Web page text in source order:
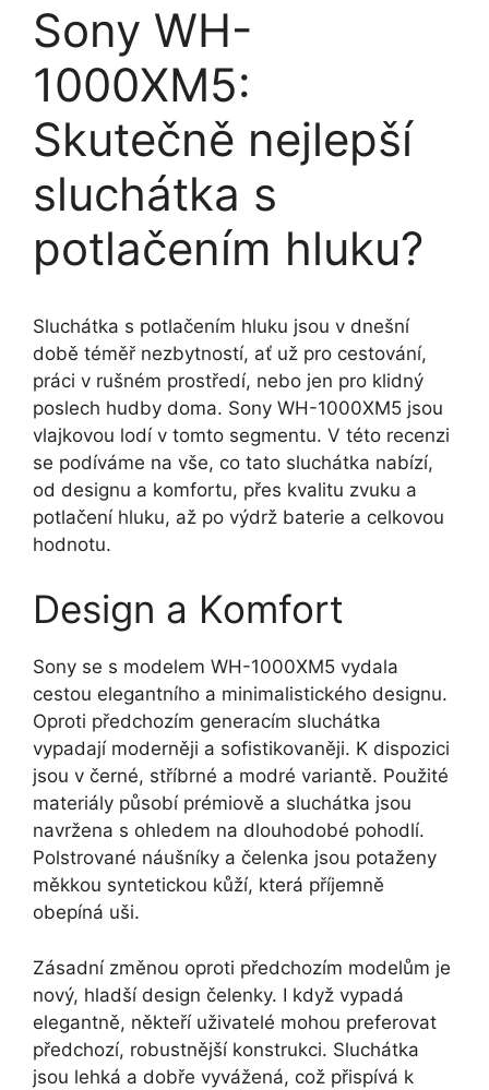
Sony WH-
1000XM5:
Skutečně nejlepší
sluchátka s
potlačením hluku?
Sluchátka s potlačením hluku jsou v dnešní
době téměř nezbytností, ať už pro cestování,
práci v rušném prostředí, nebo jen pro klidný
poslech hudby doma. Sony WH-1000XM5 jsou
vlajkovou lodí v tomto segmentu. V této recenzi
se podíváme na vše, co tato sluchátka nabízí,
od designu a komfortu, přes kvalitu zvuku a
potlačení hluku, až po výdrž baterie a celkovou
hodnotu.
Design a Komfort
Sony se s modelem WH-1000XM5 vydala
cestou elegantního a minimalistického designu.
Oproti předchozím generacím sluchátka
vypadají moderněji a sofistikovaněji. K dispozici
jsou v černé, stříbrné a modré variantě. Použité
materiály působí prémiově a sluchátka jsou
navržena s ohledem na dlouhodobé pohodlí.
Polstrované náušníky a čelenka jsou potaženy
měkkou syntetickou kůží, která příjemně
obepíná uši.
Zásadní změnou oproti předchozím modelům je
nový, hladší design čelenky. I když vypadá
elegantně, někteří uživatelé mohou preferovat
předchozí, robustnější konstrukci. Sluchátka
jsou lehká a dobře vyvážená, což přispívá k